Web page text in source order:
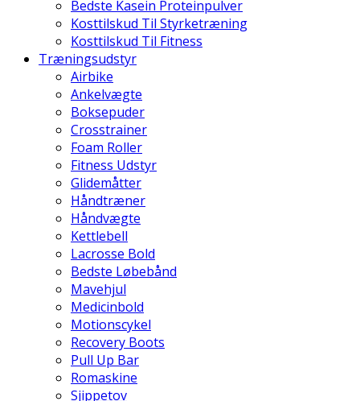
Bedste Kasein Proteinpulver
Kosttilskud Til Styrketræning
Kosttilskud Til Fitness
Træningsudstyr
Airbike
Ankelvægte
Boksepuder
Crosstrainer
Foam Roller
Fitness Udstyr
Glidemåtter
Håndtræner
Håndvægte
Kettlebell
Lacrosse Bold
Bedste Løbebånd
Mavehjul
Medicinbold
Motionscykel
Recovery Boots
Pull Up Bar
Romaskine
Sjippetov